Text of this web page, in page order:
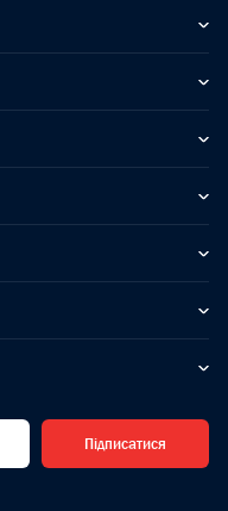
Підписатися